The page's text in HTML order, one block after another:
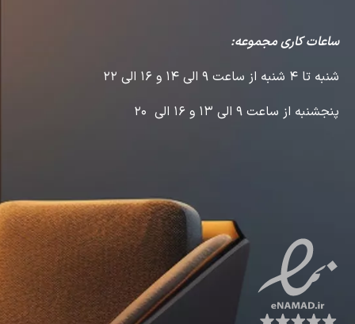
ساعات کاری مجموعه:
شنبه تا 4 شنبه از ساعت 9 الی 14 و 16 الی 22
پنجشنبه از ساعت 9 الی 13 و 16 الی 20